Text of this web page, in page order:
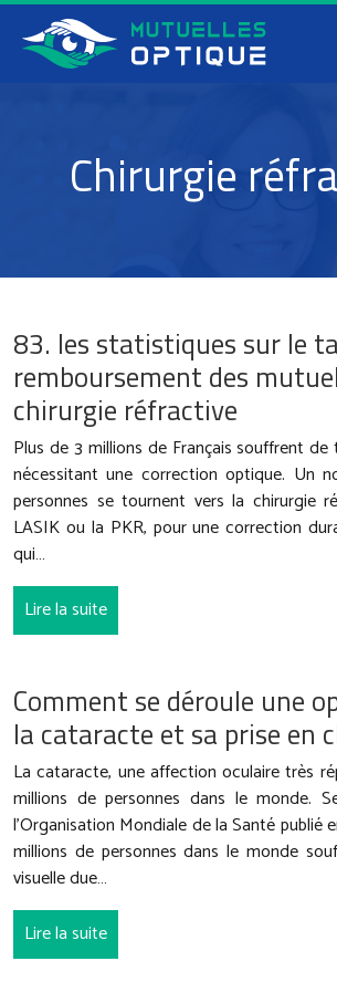
Chirurgie
83. les statistiques sur le
remboursement des
chirurgie réfractive
Plus de 3 millions de Français souffrent
nécessitant une correction optique. Un
personnes se tournent vers la chirurgie
LASIK ou la PKR, pour une correction
qui…
Lire la suite
Comment se déroule une
la cataracte et sa prise en
La cataracte, une affection oculaire très
millions de personnes dans le monde.
l’Organisation Mondiale de la Santé publié
millions de personnes dans le monde
visuelle due…
Lire la suite